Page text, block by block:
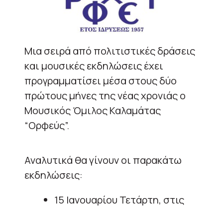
Μια σειρά από πολιτιστικές δράσεις
και μουσικές εκδηλώσεις έχει
προγραμματίσει μέσα στους δύο
πρώτους μήνες της νέας χρονιάς ο
Μουσικός Όμιλος Καλαμάτας
“Ορφεύς”.
Αναλυτικά θα γίνουν οι παρακάτω
εκδηλώσεις:
15 Ιανουαρίου Τετάρτη, στις